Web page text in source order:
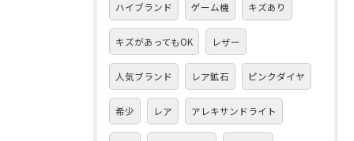
ハイブランド ゲーム機 キズあり
キズがあってもOK レザー
人気ブランド レア鉱石 ピンクダイヤ
希少 レア アレキサンドライト